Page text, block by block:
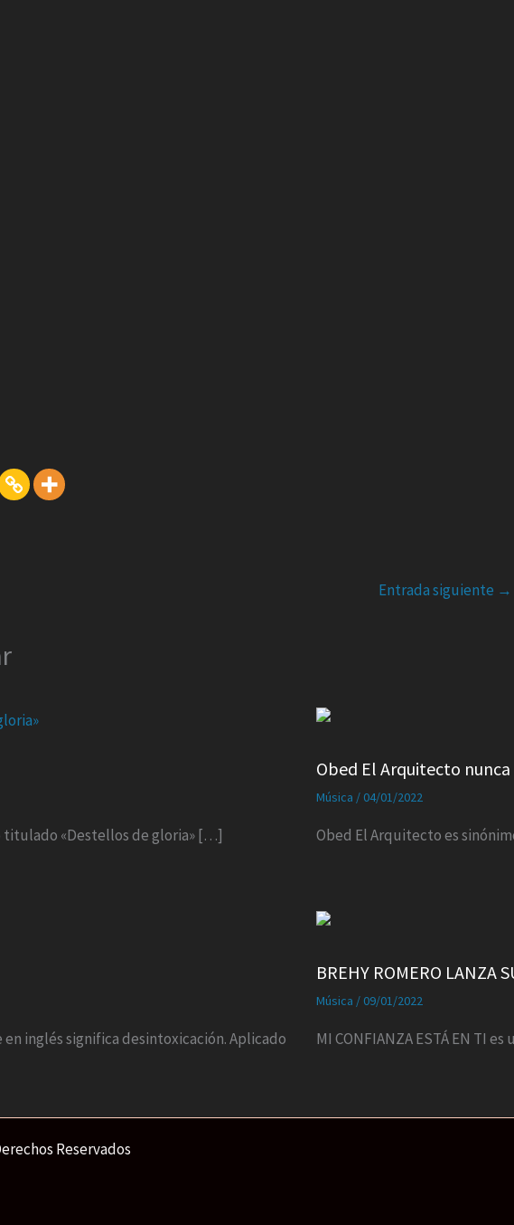
Entrada siguiente →
titulado «Destellos de gloria» […]
Obed El Arquitecto nunca
Música / 04/01/2022
Obed El Arquitecto es
inglés significa desintoxicación. Aplicado
BREHY ROMERO LANZA
Música / 09/01/2022
MI CONFIANZA ESTÁ EN TI
Reservados